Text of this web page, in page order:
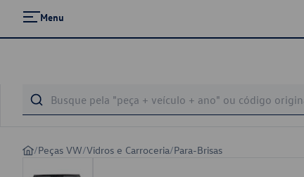
Menu
/Peças VW/Vidros e Carroceria/Para-Brisas